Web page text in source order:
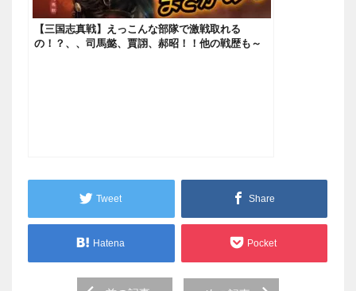
【三国志真戦】えっこんな部隊で激戦取れる
の！？、、司馬懿、賈詡、郝昭！！他の戦歴も～
Tweet Share
Hatena Pocket